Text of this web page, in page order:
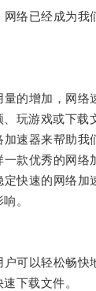
络已经成为我
的增加，网络
玩游戏或下载
器来帮助我
优秀的网络
快速的网络加
。
以轻松畅快
下载文件。